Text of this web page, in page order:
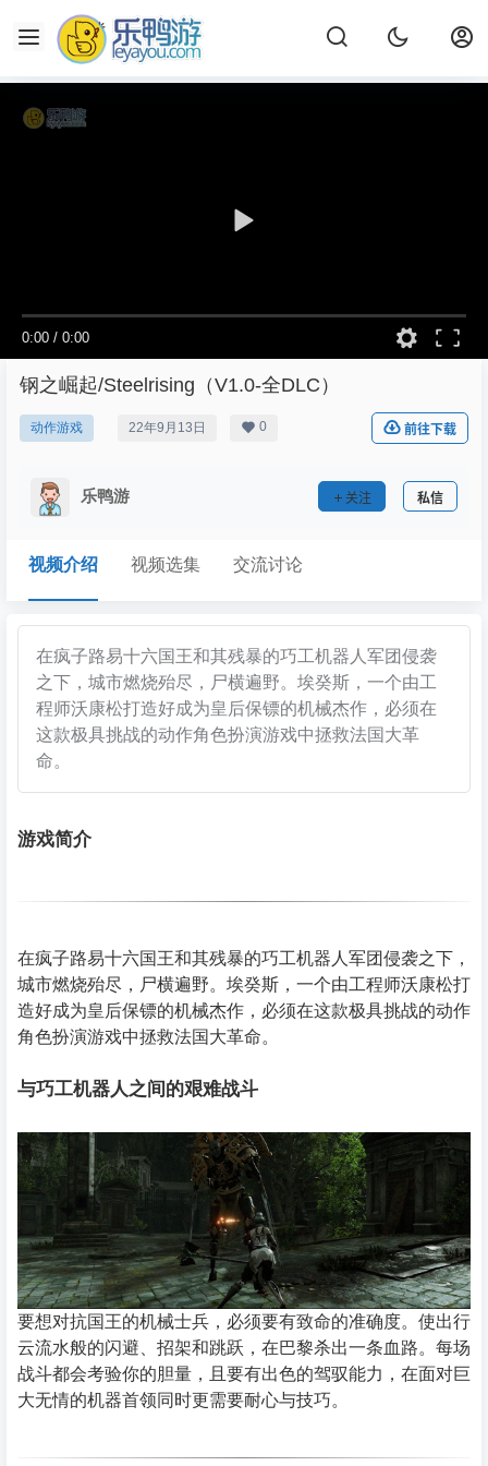
0:00 / 0:00
钢之崛起/Steelrising（V1.0-全DLC）
动作游戏 22年9月13日 0 前往下载
乐鸭游 关注 私信
视频介绍 视频选集 交流讨论
在疯子路易十六国王和其残暴的巧工机器人军团侵袭
之下，城市燃烧殆尽，尸横遍野。埃癸斯，一个由工
程师沃康松打造好成为皇后保镖的机械杰作，必须在
这款极具挑战的动作角色扮演游戏中拯救法国大革
命。
游戏简介
在疯子路易十六国王和其残暴的巧工机器人军团侵袭之下，
城市燃烧殆尽，尸横遍野。埃癸斯，一个由工程师沃康松打
造好成为皇后保镖的机械杰作，必须在这款极具挑战的动作
角色扮演游戏中拯救法国大革命。
与巧工机器人之间的艰难战斗
要想对抗国王的机械士兵，必须要有致命的准确度。使出行
云流水般的闪避、招架和跳跃，在巴黎杀出一条血路。每场
战斗都会考验你的胆量，且要有出色的驾驭能力，在面对巨
大无情的机器首领同时更需要耐心与技巧。